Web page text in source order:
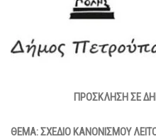
ΠΡΟΣΚΛΗΣΗ ΣΕ
ΘΕΜΑ: ΣΧΕΔΙΟ ΚΑΝΟΝΙΣΜΟΥ